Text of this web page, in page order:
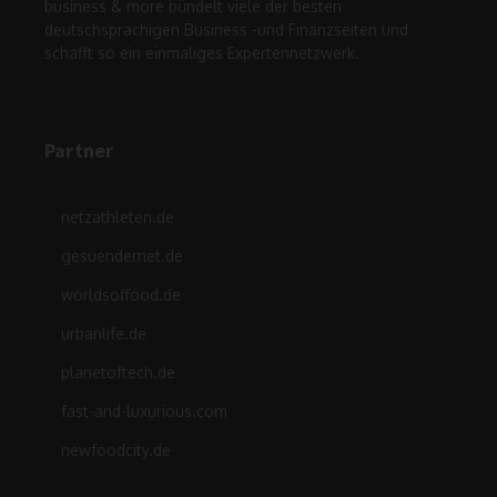
business & more bündelt viele der besten
deutschsprachigen Business -und Finanzseiten und
schafft so ein einmaliges Expertennetzwerk.
Partner
netzathleten.de
gesuendernet.de
worldsoffood.de
urbanlife.de
planetoftech.de
fast-and-luxurious.com
newfoodcity.de